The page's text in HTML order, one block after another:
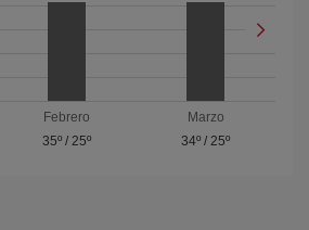
Febrero
35º/ 25º
Marzo
34º /25º